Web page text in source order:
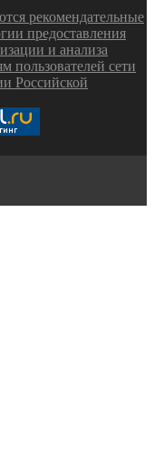
рекомендательные
предоставления
и анализа
пользователей сети
Российской